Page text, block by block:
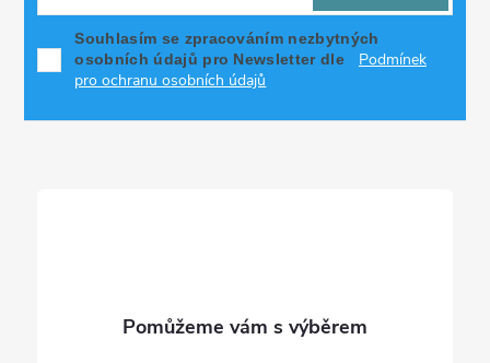
Souhlasím se zpracováním nezbytných
osobních údajů pro Newsletter dle
Podmínek
pro ochranu osobních údajů